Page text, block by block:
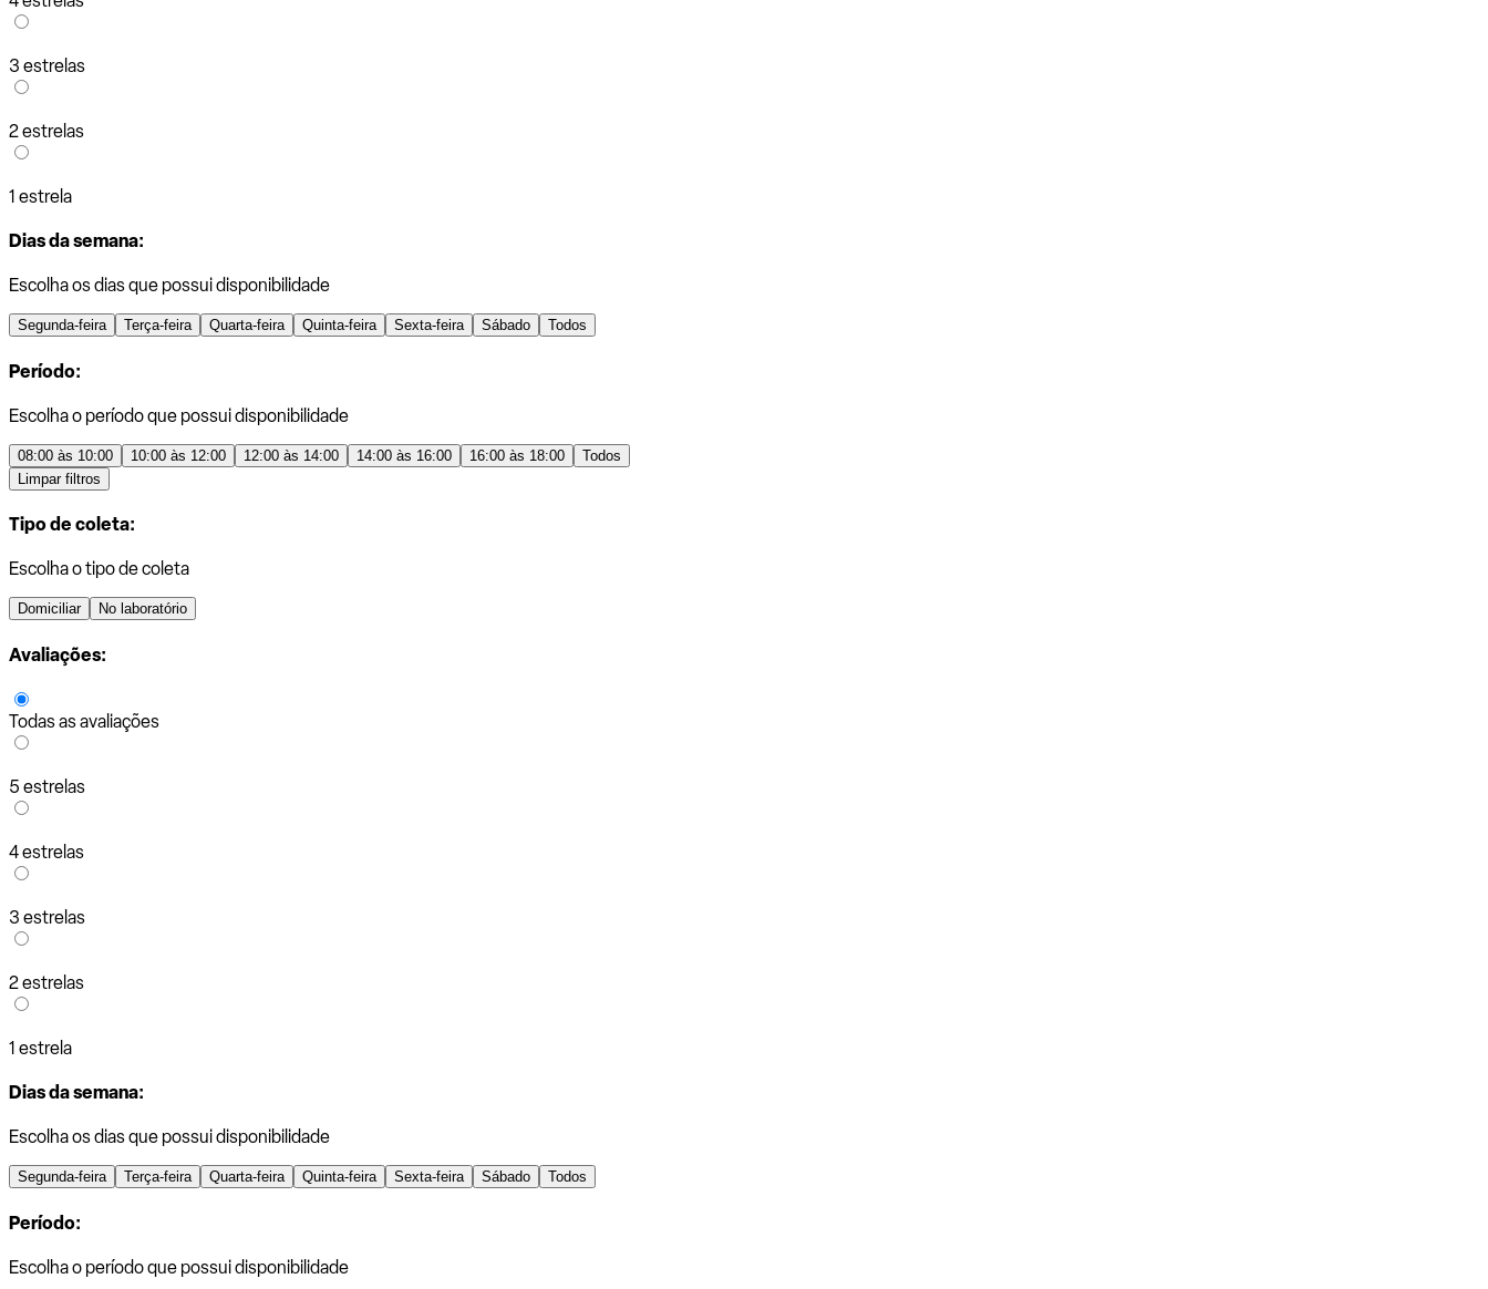
3 estrelas
2 estrelas
1 estrela
Dias da semana:
Escolha os dias que possui disponibilidade
Segunda-feira Terça-feira Quarta-feira Quinta-feira Sexta-feira Sábado Todos
Período:
Escolha o período que possui disponibilidade
08:00 às 10:00 10:00 às 12:00 12:00 às 14:00 14:00 às 16:00 16:00 às 18:00
Todos
Limpar filtros
Tipo de coleta:
Escolha o tipo de coleta
Domiciliar No laboratório
Avaliações:
Todas as avaliações
5 estrelas
4 estrelas
3 estrelas
2 estrelas
1 estrela
Dias da semana:
Escolha os dias que possui disponibilidade
Segunda-feira Terça-feira Quarta-feira Quinta-feira Sexta-feira Sábado Todos
Período:
Escolha o período que possui disponibilidade